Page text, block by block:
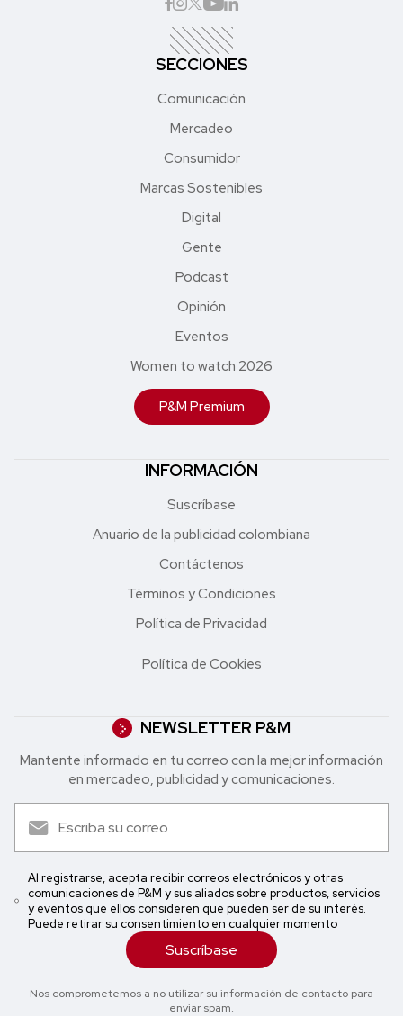
SECCIONES
Comunicación
Mercadeo
Consumidor
Marcas Sostenibles
Digital
Gente
Podcast
Opinión
Eventos
Women to watch 2026
P&M Premium
INFORMACIÓN
Suscríbase
Anuario de la publicidad colombiana
Contáctenos
Términos y Condiciones
Política de Privacidad
Política de Cookies
NEWSLETTER P&M
Mantente informado en tu correo con la mejor in formación
en mercadeo, publicidad y comunicaciones.
Al registrarse, acepta recibir correos electrónicos y otras
comunicaciones de P&M y sus aliados sobre productos, servicios
y eventos que ellos consideren que pueden ser de su interés.
Puede retirar su consentimiento en cualquier momento
Suscríbase
Nos comprometemos a no utilizar su información de contacto para
enviar spam.